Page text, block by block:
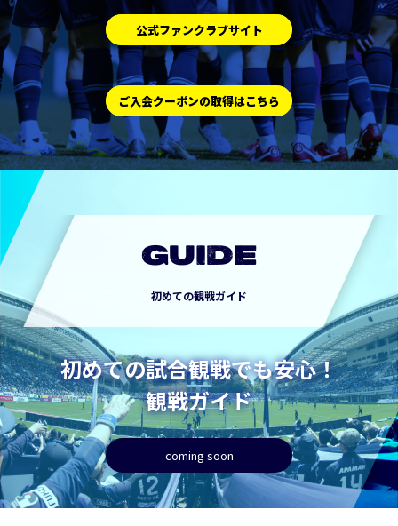
公式ファンクラブサイト
ご入会クーポンの取得はこちら
GUIDE
初めての観戦ガイド
初めての試合観戦でも安心！
観戦ガイド
coming soon